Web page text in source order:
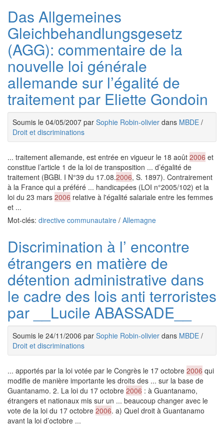
Das Allgemeines
Gleichbehandlungsgesetz
(AGG): commentaire de la
nouvelle loi générale
allemande sur l’égalité de
traitement par Eliette Gondoin
Soumis le 04/05/2007 par Sophie Robin-olivier dans MBDE /
Droit et discriminations
... traitement allemande, est entrée en vigueur le 18 août 2006 et
constitue l’article 1 de la loi de transposition ... d’égalité de
traitement (BGBl. I N°39 du 17.08.2006, S. 1897). Contrairement
à la France qui a préféré ... handicapées (LOI n°2005/102) et la
loi du 23 mars 2006 relative à l'égalité salariale entre les femmes
et ...
Mot-clés: directive communautaire / Allemagne
Discrimination à l’ encontre
étrangers en matière de
détention administrative dans
le cadre des lois anti terroristes
par __Lucile ABASSADE__
Soumis le 24/11/2006 par Sophie Robin-olivier dans MBDE /
Droit et discriminations
... apportés par la loi votée par le Congrès le 17 octobre 2006 qui
modifie de manière importante les droits des ... sur la base de
Guantanamo. 2. La loi du 17 octobre 2006 : à Guantanamo,
étrangers et nationaux mis sur un ... beaucoup changer avec le
vote de la loi du 17 octobre 2006. a) Quel droit à Guantanamo
avant la loi d’octobre ...